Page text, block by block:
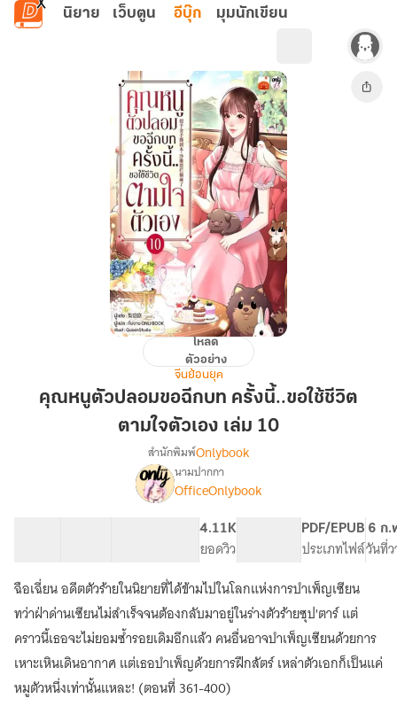
ข้ามไปยังเนื้อหาหลัก
นิยาย เว็บตูน อีบุ๊ก มุมนักเขียน
ตัว
ขอ
นี้..ขอ
ชีวิต
ตามใจ
ตัว
เอง
เล่ม
10
โหลด
ตัวอย่าง
จีนย้อนยุค
คุณหนูตัวปลอมขอฉีกบท ครั้งนี้..ขอใช้ชีวิต
ตามใจตัวเอง เล่ม 10
เรื่อง[จบ]
คุณ
หนู
ตัว
ปลอม
ขอ
ฉีก
บท
ครั้ง
นี้..ขอ
ใช้
ชีวิต
ตามใจ
สำนักพิมพ์Onlybook
นามปากกา
OfficeOnlybook
4.11K
ยอดวิว
PDF/EPUB
ประเภทไฟล์
6 ก.
วันที่
ฉือเฉี่ยน อดีตตัวร้ายในนิยายที่ได้ข้ามไปในโลกแห่งการบำเพ็ญเซียน
ทว่าฝ่าด่านเซียนไม่สำเร็จจนต้องกลับมาอยู่ในร่างตัวร้ายซุป'ตาร์ แต่
คราวนี้เธอจะไม่ยอมซ้ำรอยเดิมอีกแล้ว คนอื่นอาจบำเพ็ญเซียนด้วยการ
เหาะเหินเดินอากาศ แต่เธอบำเพ็ญด้วยการฝึกสัตร์ เหล่าตัวเอกก็เป็นแค่
หมูตัวหนึ่งเท่านั้นแหละ! (ตอนที่ 361-400)